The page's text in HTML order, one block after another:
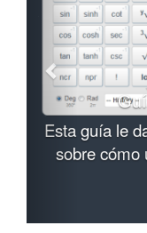
Esta guía le
sobre cómo